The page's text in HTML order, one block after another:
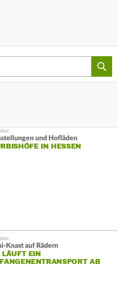
und Hofläden
IN HESSEN
Knast auf Rädern
LÄUFT EIN
AB